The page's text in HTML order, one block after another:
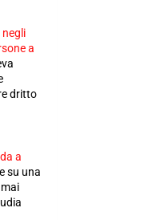
a
dritto
a
su una